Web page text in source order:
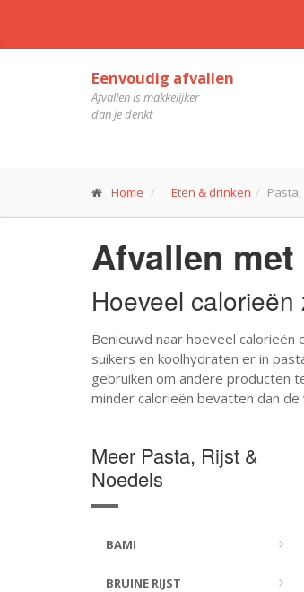
Eenvoudig afvallen
Afvallen is makkelijker
dan je denkt
Home Eten & drinken
Afvallen
Hoeveel
Benieuwd naar hoeveel
suikers en koolhydraten er in
gebruiken om andere producten
minder calorieën bevatten dan
Meer Pasta, Rijst &
Noedels
BAMI
BRUINE RIJST